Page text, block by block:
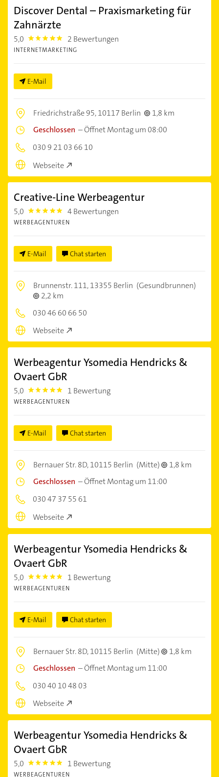
Discover Dental – Praxismarketing für
Zahnärzte
5,0 5.0 2 Bewertungen
INTERNETMARKETING
E-Mail
Friedrichstraße 95,10117 Berlin
1,8 km
Geschlossen –Öffnet Montag um 08:00
030 9 21 03 66 10
Webseite
Creative-Line Werbeagentur
5,0 5.0 4 Bewertungen
WERBEAGENTUREN
E-Mail Chat starten
Brunnenstr. 111,13355 Berlin (Gesundbrunnen)
2,2 km
030 46 60 66 50
Webseite
Werbeagentur Ysomedia Hendricks &
Ovaert GbR
5,0 5.0 1 Bewertung
WERBEAGENTUREN
E-Mail Chat starten
Bernauer Str. 8D,10115 Berlin (Mitte)
1,8 km
Geschlossen –Öffnet Montag um 11:00
030 47 37 55 61
Webseite
Werbeagentur Ysomedia Hendricks &
Ovaert GbR
5,0 5.0 1 Bewertung
WERBEAGENTUREN
E-Mail Chat starten
Bernauer Str. 8D,10115 Berlin (Mitte)
1,8 km
Geschlossen –Öffnet Montag um 11:00
030 40 10 48 03
Webseite
Werbeagentur Ysomedia Hendricks &
Ovaert GbR
5,0 5.0 1 Bewertung
WERBEAGENTUREN